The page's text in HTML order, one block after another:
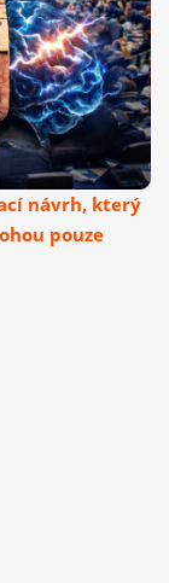
návrh, který
pouze